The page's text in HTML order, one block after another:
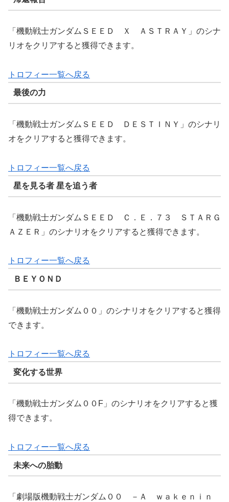
「機動戦士ガンダムＳＥＥＤ Ｘ ＡＳＴＲＡＹ」のシナ
リオをクリアすると獲得できます。
トロフィー一覧へ戻る
最後の力
「機動戦士ガンダムＳＥＥＤ ＤＥＳＴＩＮＹ」のシナリ
オをクリアすると獲得できます。
トロフィー一覧へ戻る
星を見る者 星を追う者
「機動戦士ガンダムＳＥＥＤ Ｃ．Ｅ．７３ ＳＴＡＲＧ
ＡＺＥＲ」のシナリオをクリアすると獲得できます。
トロフィー一覧へ戻る
ＢＥＹＯＮＤ
「機動戦士ガンダム００」のシナリオをクリアすると獲得
できます。
トロフィー一覧へ戻る
変化する世界
「機動戦士ガンダム００F」のシナリオをクリアすると獲
得できます。
トロフィー一覧へ戻る
未来への胎動
「劇場版機動戦士ガンダム００ －Ａ ｗａｋｅｎｉｎ